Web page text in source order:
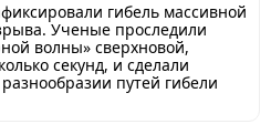
гибель массивной
Ученые проследили
волны» сверхновой,
секунд, и сделали
путей гибели